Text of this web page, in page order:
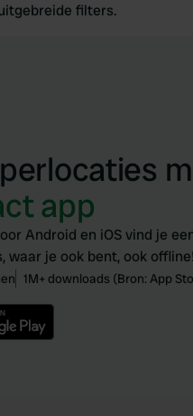
filters.
app
Android en iOS vind je
waar je ook bent, ook offline!
1M+ downloads (Bron: App